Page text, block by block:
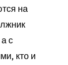
на
с
кто и